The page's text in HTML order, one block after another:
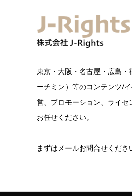
東京・大阪・名古屋・広島
ーチミン）等のコンテンツ/
営、プロモーション、ライセ
お任せください。
まずはメールお問合せくださ